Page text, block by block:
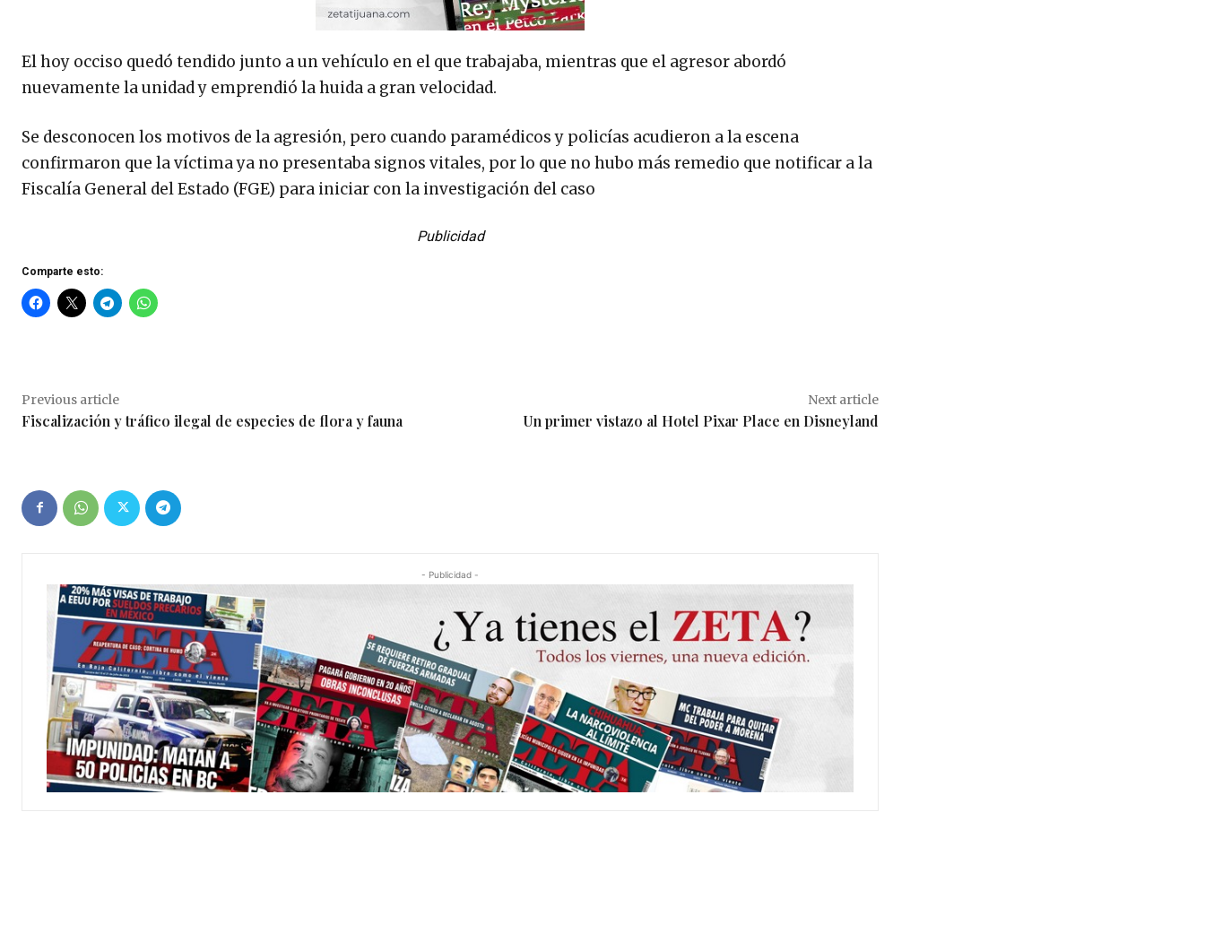
El hoy occiso quedó tendido junto a un vehículo en el que trabajaba, mientras que el agresor abordó
nuevamente la unidad y emprendió la huida a gran velocidad.
Se desconocen los motivos de la agresión, pero cuando paramédicos y policías acudieron a la escena
confirmaron que la víctima ya no presentaba signos vitales, por lo que no hubo más remedio que notificar a la
Fiscalía General del Estado (FGE) para iniciar con la investigación del caso
Publicidad
Comparte esto:
Previous article
Fiscalización y tráfico ilegal de especies de flora y fauna
Next article
Un primer vistazo al Hotel Pixar Place en Disneyland
- Publicidad -